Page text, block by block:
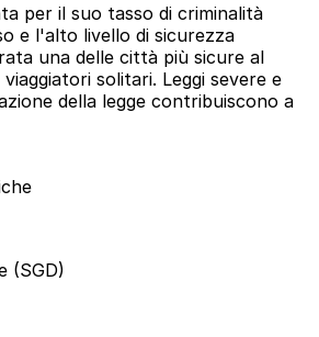
per il suo tasso di criminalità
e l'alto livello di sicurezza
una delle città più sicure al
solitari. Leggi severe e
della legge contribuiscono a
(SGD)